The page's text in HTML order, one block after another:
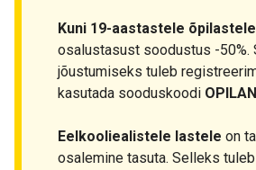
Kuni 19-aastastele õpilastele
osalustasust soodustus -50%.
jõustumiseks tuleb
kasutada sooduskoodi
Eelkooliealistele lastele on
osalemine tasuta. Selleks tuleb